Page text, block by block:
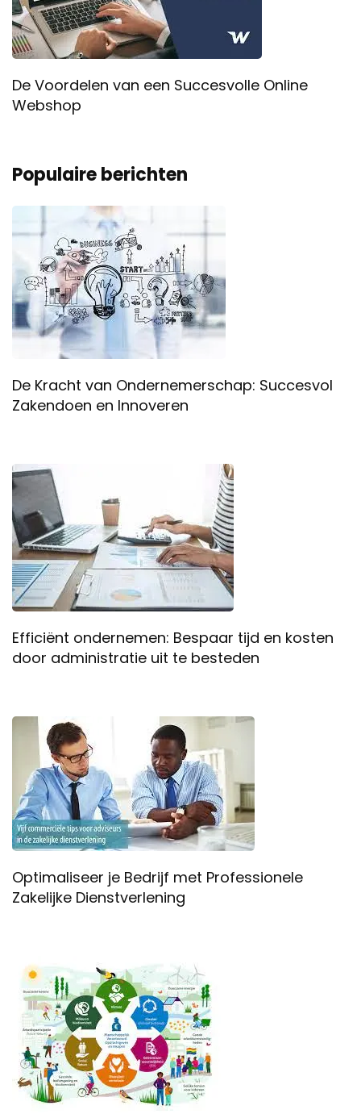
De Voordelen van een Succesvolle Online
Webshop
Populaire berichten
De Kracht van Ondernemerschap: Succesvol
Zakendoen en Innoveren
Efficiënt ondernemen: Bespaar tijd en kosten
door administratie uit te besteden
Optimaliseer je Bedrijf met Professionele
Zakelijke Dienstverlening